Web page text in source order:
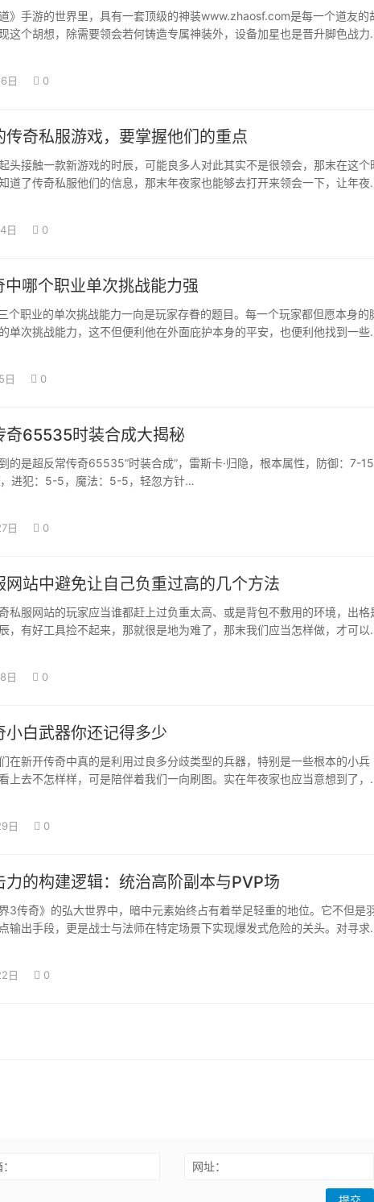
手游的世界里，具有一套顶级的神装www.zhaosf.com是每一个道友的
这个胡想，除需要领会若何铸造专属神装外，设备加星也是晋升脚色战力
日 0
传奇私服游戏，要掌握他们的重点
头接触一款新游戏的时辰，可能良多人对此其实不是很领会，那末在这个
道了传奇私服他们的信息，那末年夜家也能够去打开来领会一下，让年夜
日 0
哪个职业单次挑战能力强
个职业的单次挑战能力一向是玩家存眷的题目。每一个玩家都但愿本身的
单次挑战能力，这不但便利他在外面庇护本身的平安，也便利他找到一些
日 0
奇65535时装合成大揭秘
是超反常传奇65535“时装合成”，雷斯卡·归隐，根本属性，防御：7-
进犯：5-5，魔法：5-5，轻忽方针…
日 0
网站中避免让自己负重过高的几个方法
私服网站的玩家应当谁都赶上过负重太高、或是背包不敷用的环境，出格
，有好工具捡不起来，那就很是地为难了，那末我们应当怎样做，才可以
日 0
小白武器你还记得多少
在新开传奇中真的是利用过良多分歧类型的兵器，特别是一些根本的小兵
上去不怎样样，可是陪伴着我们一向刷图。实在年夜家也应当意想到了，
日 0
力的构建逻辑：统治高阶副本与PVP场
奇》的弘大世界中，暗中元素始终占有着举足轻重的地位。它不但是
输出手段，更是战士与法师在特定场景下实现爆发式危险的关头。对寻求
日 0
网址：